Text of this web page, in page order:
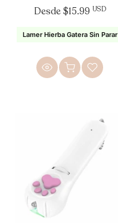
juguetes comestibles de
hierba gatera para montar
en la pared
Desde $15.99 USD
Lamer Hierba Gatera Sin Parar